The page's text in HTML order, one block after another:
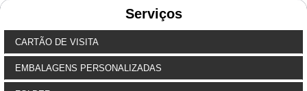
Serviços
CARTÃO DE VISITA
EMBALAGENS PERSONALIZADAS